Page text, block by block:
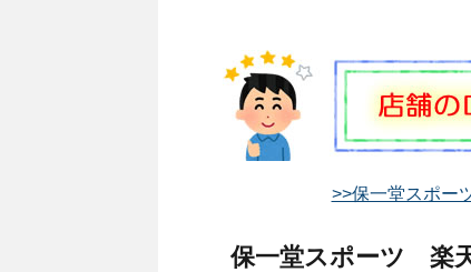
>>保一堂スポー
保一堂スポーツ 楽